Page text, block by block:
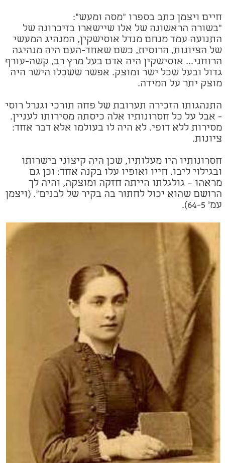
חיים ויצמן כתב בספרו "מסה ומעש":
"בשורה הראשונה של אלו שיישארו בזיכרונה של
התנועה עמד מנחם מנדל אוסישקין, המנהיג המעשי
של הציונות, הרוסית, כשם שאחד-העם היה מנהיגה
הרוחני... אוסישקין היה אדם בעל מרץ רב, קשה-עורף
גדול ובעל שכל ישר ומוצק. אפשר ששכלו הישר היה
מוצק יתר על המידה.
התנהגותו הזכירה תערובת של פחה תורכי וגנרל רוסי
- אבל על כל חסרונותיו אלה כיסתה מסירותו לעניין.
מסירות ללא דופי. לא היה לו בעולמו אלא דבר אחד:
ציונות.
חסרונותיו היו מעלותיו, שכן היה קיצוני בישרותו
ובגילוי ליבו. חייו ואופיו עלו בקנה אחד: וכן גם
מראהו – גולגלתו הייתה חזקה ומוצקה, והיה לך
הרושם שהוא יכול לחתור בה בקיר של לבנים". (ויצמן
עמ' 64-5).